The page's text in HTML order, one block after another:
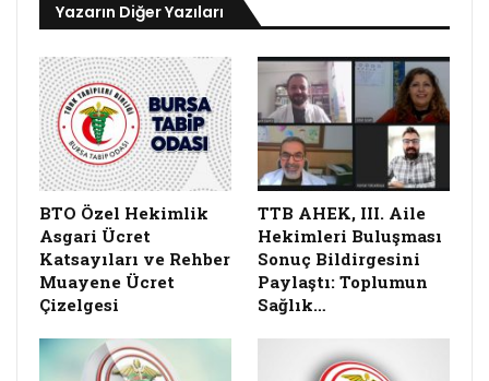
Yazarın Diğer Yazıları
BTO Özel Hekimlik
Asgari Ücret
Katsayıları ve Rehber
Muayene Ücret
Çizelgesi
TTB AHEK, III. Aile
Hekimleri Buluşması
Sonuç Bildirgesini
Paylaştı: Toplumun
Sağlık…